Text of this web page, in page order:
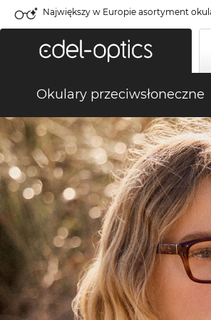
Największy w Europie asortyment
Okulary przeciwsłoneczne